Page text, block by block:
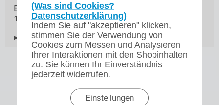
(Was sind Cookies?
Datenschutzerklärung)
Indem Sie auf "akzeptieren" klicken,
stimmen Sie der Verwendung von
Cookies zum Messen und Analysieren
Ihrer Interaktionen mit den Shopinhalten
zu. Sie können Ihr Einverständnis
jederzeit widerrufen.
Einstellungen
Bravilor Bonamat Schwimmerschalter für die TH
10 und Mondo-Serie von 1996 bis 2009
▸Widerrufsbelehrung